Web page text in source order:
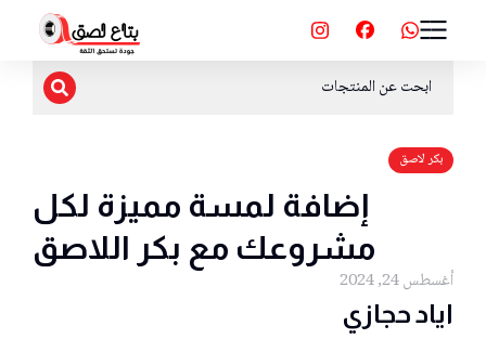
بكر لاصق
إضافة لمسة مميزة لكل
مشروعك مع بكر اللاصق
أغسطس 24, 2024
اياد حجازي